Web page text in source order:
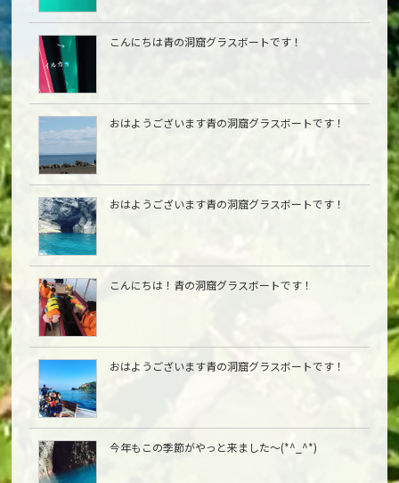
こんにちは青の洞窟グラスボートです！
おはようございます青の洞窟グラスボートです！
おはようございます青の洞窟グラスボートです！
こんにちは︎！青の洞窟グラスボートです！
おはようございます青の洞窟グラスボートです！
今年もこの季節がやっと来ました〜(*^_^*)